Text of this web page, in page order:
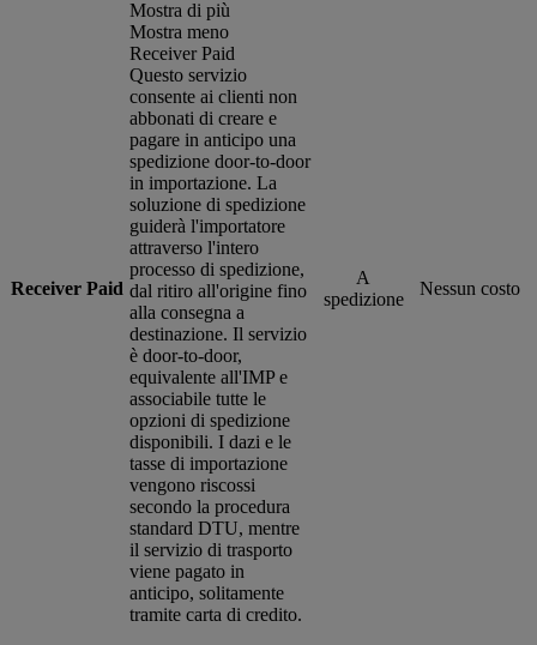
Receiver Paid
Mostra di più
Mostra meno
Receiver Paid
Questo servizio
consente ai clienti non
abbonati di creare e
pagare in anticipo una
spedizione door-to-door
in importazione. La
soluzione di spedizione
guiderà l'importatore
attraverso l'intero
processo di spedizione,
dal ritiro all'origine fino
alla consegna a
destinazione. Il servizio
è door-to-door,
equivalente all'IMP e
associabile tutte le
opzioni di spedizione
disponibili. I dazi e le
tasse di importazione
vengono riscossi
secondo la procedura
standard DTU, mentre
il servizio di trasporto
viene pagato in
anticipo, solitamente
tramite carta di credito.
A
spedizione
Nessun costo